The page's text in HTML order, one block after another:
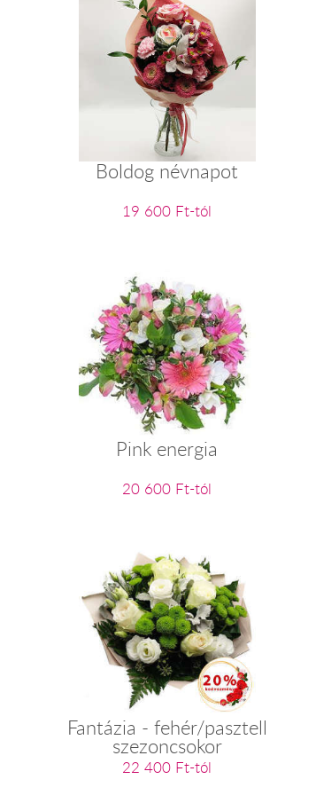
Boldog névnapot
19 600 Ft-tól
Pink energia
20 600 Ft-tól
Fantázia - fehér/pasztell
szezoncsokor
22 400 Ft-tól